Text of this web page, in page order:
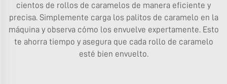
cientos de rollos de caramelos de manera eficiente y
precisa. Simplemente carga los palitos de caramelo en la
máquina y observa cómo los envuelve expertamente. Esto
te ahorra tiempo y asegura que cada rollo de caramelo
esté bien envuelto.